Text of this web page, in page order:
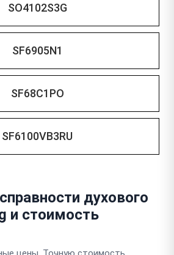
SO4102S3G
SF6905N1
SF68C1PO
SF6100VB3RU
духового
и стоимость